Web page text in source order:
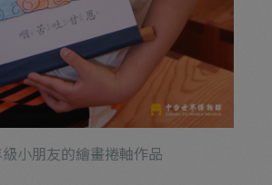
小朋友的繪畫捲軸作品